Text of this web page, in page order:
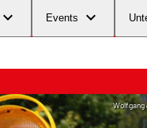
Events